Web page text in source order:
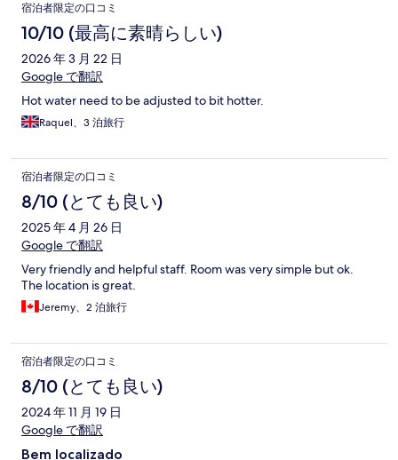
宿泊者限定の口コミ
10/10 (最高に素晴らしい)
2026 年 3 月 22 日
Google で翻訳
Hot water need to be adjusted to bit hotter.
Raquel、3 泊旅行
宿泊者限定の口コミ
8/10 (とても良い)
2025 年 4 月 26 日
Google で翻訳
Very friendly and helpful staff. Room was very simple but ok.
The location is great.
Jeremy、2 泊旅行
宿泊者限定の口コミ
8/10 (とても良い)
2024 年 11 月 19 日
Google で翻訳
Bem localizado